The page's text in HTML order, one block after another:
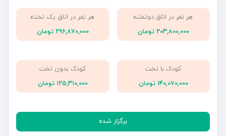
هر نفر در اتاق دوتخته
۲۰۳,۸۰۰,۰۰۰ تومان
هر نفر در اتاق یک تخته
۲۹۶,۸۷۰,۰۰۰ تومان
کودک با تخت
۱۴۰,۰۷۰,۰۰۰ تومان
کودک بدون تخت
۱۲۵,۳۱۰,۰۰۰ تومان
برگزار شده